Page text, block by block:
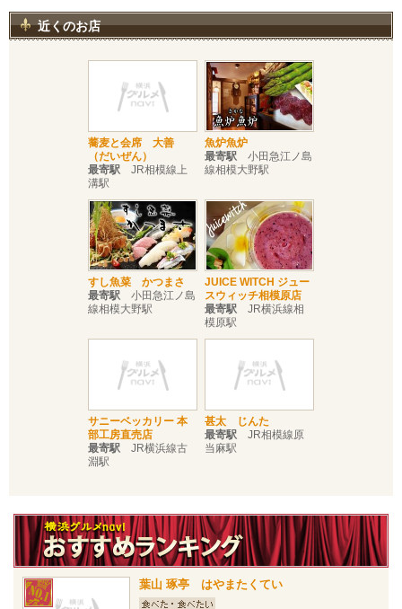
近くのお店
蕎麦と会席 大善
（だいぜん）
最寄駅 JR相模線上
溝駅
魚炉魚炉
最寄駅 小田急江ノ島
線相模大野駅
すし魚菜 かつまさ
最寄駅 小田急江ノ島
線相模大野駅
JUICE WITCH ジュー
スウィッチ相模原店
最寄駅 JR横浜線相
模原駅
サニーベッカリー 本
部工房直売店
最寄駅 JR横浜線古
淵駅
甚太 じんた
最寄駅 JR相模線原
当麻駅
葉山 琢亭 はやまたくてい